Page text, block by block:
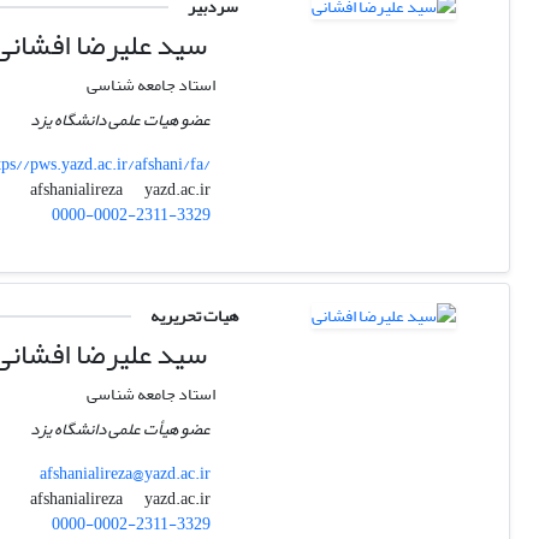
سردبیر
سید علیرضا
استاد جامعه شناسی
عضو هیات علمی دانشگاه یزد
pws.yazd.ac.ir/afshani/fa/
afshanialireza
yazd.ac.ir
0000-0002-2311-3329
هیات تحریریه
سید علیرضا
استاد جامعه شناسی
عضو هیأت علمی دانشگاه یزد
afshanialireza@yazd.ac.ir
afshanialireza
yazd.ac.ir
0000-0002-2311-3329